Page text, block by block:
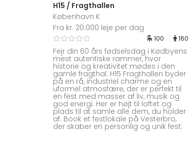
H15 / Fragthallen
København K
Fra kr. 20.000 leje per dag
100 160
Fejr din 60 års fødselsdag i Kødbyens
mest autentiske rammer, hvor
historie og kreativitet mødes i den
gamle fragthal. H15 Fragthallen byder
på en rå, industriel charme og en
uformel atmosfære, der er perfekt til
en fest med masser af liv, musik og
god energi. Her er højt til loftet og
plads til at samle alle dem, du holder
af. Book et festlokale på Vesterbro,
der skaber en personlig og unik fest.